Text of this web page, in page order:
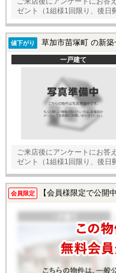
ゼント（1組様1回限り、後日
値下がり 草加市苗塚町 の新築
一戸建て
ご来店後にアンケートにお答
ゼント（1組様1回限り、後日
会員限定 【会員様限定で公開中